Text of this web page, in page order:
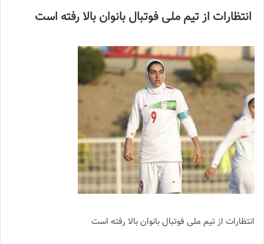
انتظارات از تیم ملی فوتبال بانوان بالا رفته است
انتظارات از تیم ملی فوتبال بانوان بالا رفته است